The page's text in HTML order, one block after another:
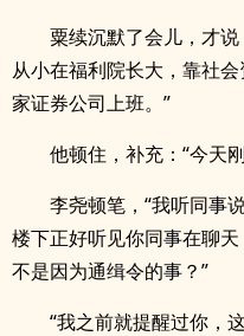
粟续沉默了会儿，才
从小在福利院长大，靠社
家证券公司上班。”
他顿住，补充：“今天
李尧顿笔，“我听同事
楼下正好听见你同事在聊
不是因为通缉令的事？”
“我之前就提醒过你，